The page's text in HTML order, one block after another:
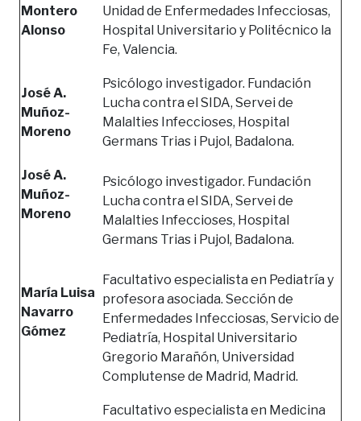
Montero
Alonso
Unidad de Enfermedades Infecciosas,
Hospital Universitario y Politécnico la
Fe, Valencia.
José A.
Muñoz-
Moreno
Psicólogo investigador. Fundación
Lucha contra el SIDA, Servei de
Malalties Infeccioses, Hospital
Germans Trias i Pujol, Badalona.
José A.
Muñoz-
Moreno
Psicólogo investigador. Fundación
Lucha contra el SIDA, Servei de
Malalties Infeccioses, Hospital
Germans Trias i Pujol, Badalona.
María Luisa
Navarro
Gómez
Facultativo especialista en Pediatría y
profesora asociada. Sección de
Enfermedades Infecciosas, Servicio de
Pediatría, Hospital Universitario
Gregorio Marañón, Universidad
Complutense de Madrid, Madrid.
Facultativo especialista en Medicina